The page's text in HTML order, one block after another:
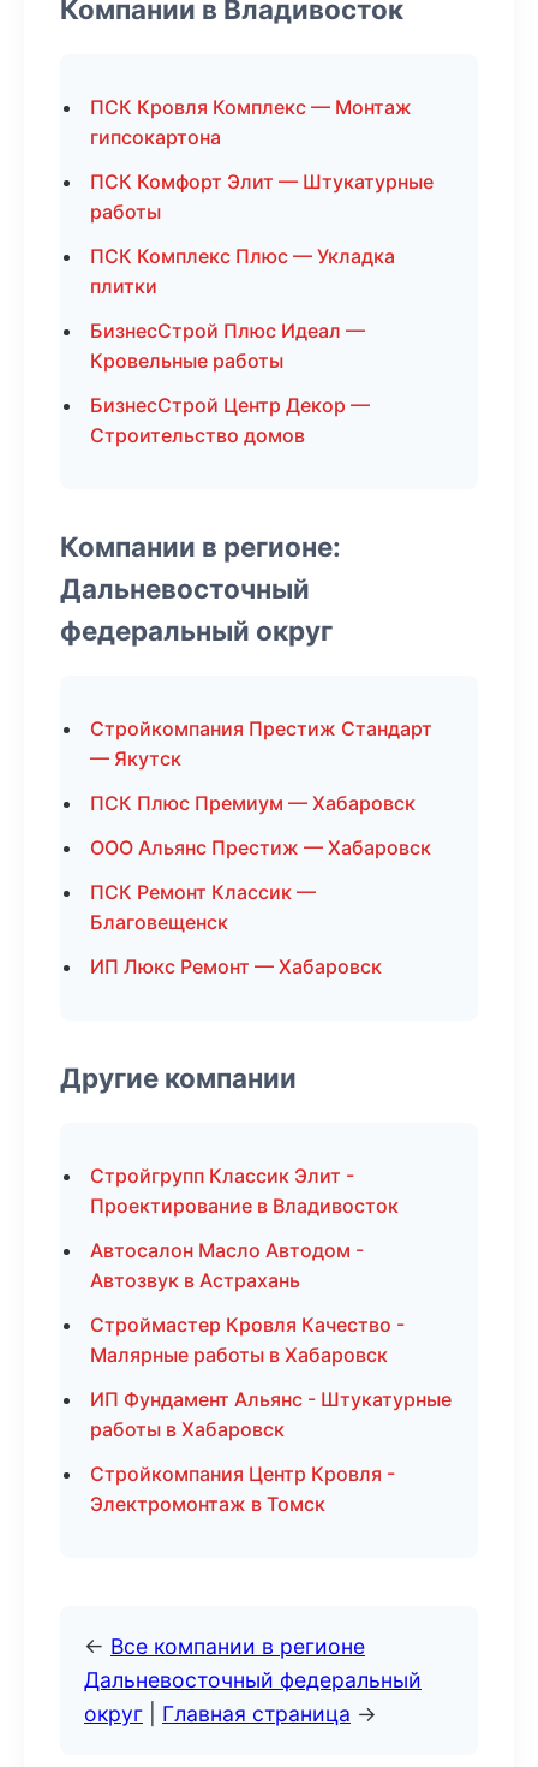
Компании в Владивосток
ПСК Кровля Комплекс — Монтаж
гипсокартона
ПСК Комфорт Элит — Штукатурные
работы
ПСК Комплекс Плюс — Укладка
плитки
БизнесСтрой Плюс Идеал —
Кровельные работы
БизнесСтрой Центр Декор —
Строительство домов
Компании в регионе:
Дальневосточный
федеральный округ
Стройкомпания Престиж Стандарт
— Якутск
ПСК Плюс Премиум — Хабаровск
ООО Альянс Престиж — Хабаровск
ПСК Ремонт Классик —
Благовещенск
ИП Люкс Ремонт — Хабаровск
Другие компании
Стройгрупп Классик Элит -
Проектирование в Владивосток
Автосалон Масло Автодом -
Автозвук в Астрахань
Строймастер Кровля Качество -
Малярные работы в Хабаровск
ИП Фундамент Альянс - Штукатурные
работы в Хабаровск
Стройкомпания Центр Кровля -
Электромонтаж в Томск
← Все компании в регионе
Дальневосточный федеральный
округ
Главная страница →